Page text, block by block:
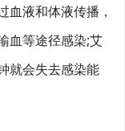
液和体液传播，
血等途径感染;艾
就会失去感染能